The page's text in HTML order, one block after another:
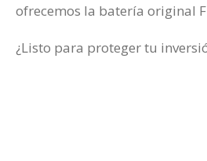
ofrecemos la batería original
¿Listo para proteger tu